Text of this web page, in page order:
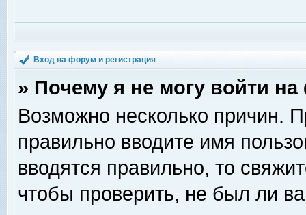
Вход на форум и регистрация
» Почему я не могу войти
Возможно несколько причин.
правильно вводите имя
вводятся правильно, то
чтобы проверить, не был ли